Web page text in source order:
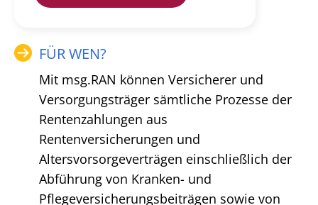
FÜR WEN?
Mit msg.RAN können Versicherer und
Versorgungsträger sämtliche Prozesse der
Rentenzahlungen aus
Rentenversicherungen und
Altersvorsorgeverträgen einschließlich der
Abführung von Kranken- und
Pflegeversicherungsbeiträgen sowie von